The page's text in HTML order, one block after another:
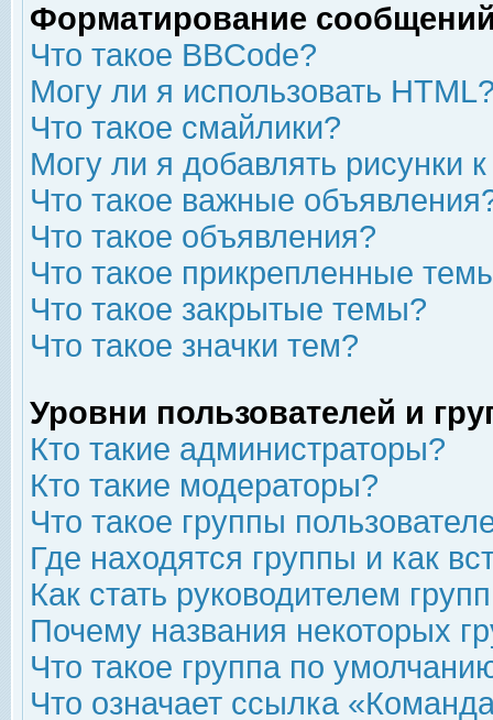
Форматирование
Что такое BBCode?
Могу ли я использовать
Что такое смайлики?
Могу ли я добавлять рисунки
Что такое важные
Что такое объявления?
Что такое прикрепленные
Что такое закрытые темы?
Что такое значки тем?
Уровни пользователей и
Кто такие администраторы?
Кто такие модераторы?
Что такое группы
Где находятся группы и как
Как стать руководителем
Почему названия некоторых
Что такое группа по
Что означает ссылка